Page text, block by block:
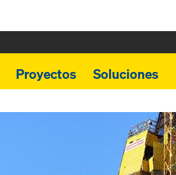
Proyectos Soluciones